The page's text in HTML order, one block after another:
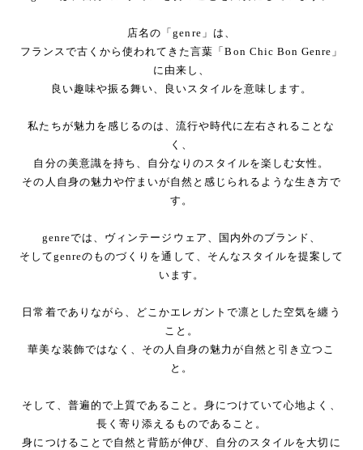
店名の「genre」は、
フランスで古くから使われてきた言葉「Bon Chic Bon Genre」
に由来し、
良い趣味や振る舞い、良いスタイルを意味します。
私たちが魅力を感じるのは、流行や時代に左右されることな
く、
自分の美意識を持ち、自分なりのスタイルを楽しむ女性。
その人自身の魅力や佇まいが自然と感じられるような生き方で
す。
genreでは、ヴィンテージウェア、国内外のブランド、
そしてgenreのものづくりを通して、そんなスタイルを提案して
います。
日常着でありながら、どこかエレガントで凛とした空気を纏う
こと。
華美な装飾ではなく、その人自身の魅力が自然と引き立つこ
と。
そして、普遍的で上質であること。身につけていて心地よく、
長く寄り添えるものであること。
身につけることで自然と背筋が伸び、自分のスタイルを大切に